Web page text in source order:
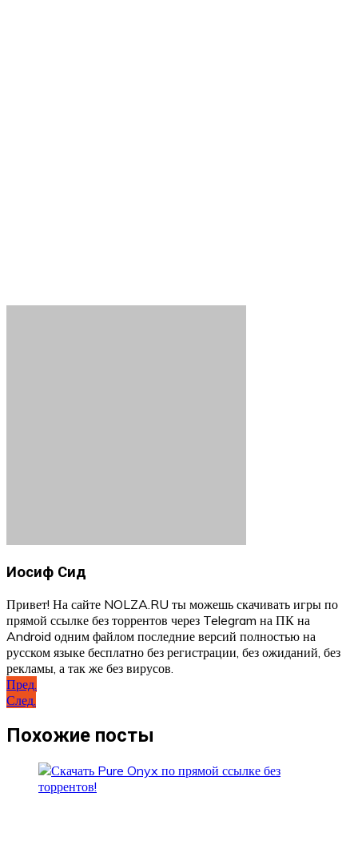
Иосиф Сид
Привет! На сайте NOLZA.RU ты можешь скачивать игры по
прямой ссылке без торрентов через Telegram на ПК на
Android одним файлом последние версий полностью на
русском языке бесплатно без регистрации, без ожиданий, без
рекламы, а так же без вирусов.
Навигация
по
записям
Пред.
След.
Похожие посты